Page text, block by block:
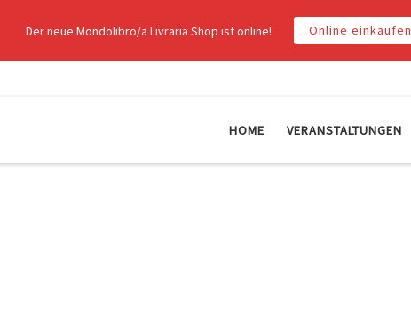
Der neue Mondolibro/a Livraria Shop ist online! Online einkaufen
HOME VERANSTALTUNGEN